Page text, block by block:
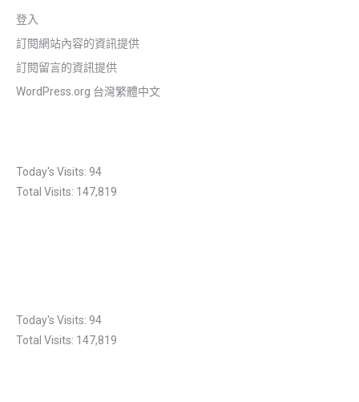
登入
訂閱網站內容的資訊提供
訂閱留言的資訊提供
WordPress.org 台灣繁體中文
Today's Visits: 94
Total Visits: 147,819
Today's Visits: 94
Total Visits: 147,819